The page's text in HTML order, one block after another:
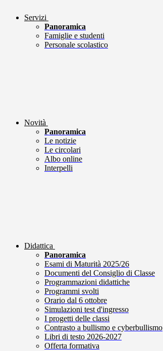
Servizi
Panoramica
Famiglie e studenti
Personale scolastico
Novità
Panoramica
Le notizie
Le circolari
Albo online
Interpelli
Didattica
Panoramica
Esami di Maturità 2025/26
Documenti del Consiglio di Classe
Programmazioni didattiche
Programmi svolti
Orario dal 6 ottobre
Simulazioni test d'ingresso
I progetti delle classi
Contrasto a bullismo e cyberbullismo
Libri di testo 2026-2027
Offerta formativa